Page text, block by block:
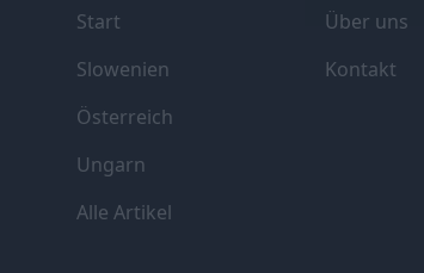
Start
Slowenien
Österreich
Ungarn
Alle Artikel
Über uns
Kontakt